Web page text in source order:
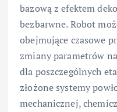
bazową z efektem
bezbarwne. Robot
obejmujące czasowe
zmiany parametrów
dla poszczególnych
złożone systemy
mechanicznej,